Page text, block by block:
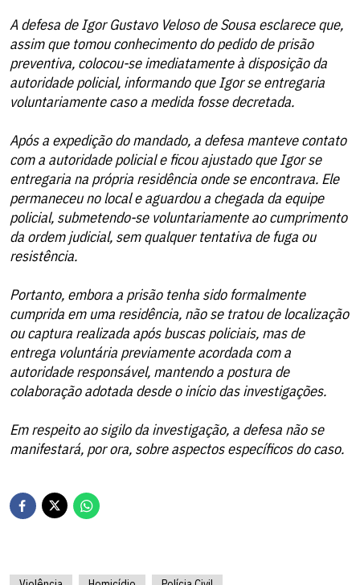
A defesa de Igor Gustavo Veloso de Sousa esclarece que,
assim que tomou conhecimento do pedido de prisão
preventiva, colocou-se imediatamente à disposição da
autoridade policial, informando que Igor se entregaria
voluntariamente caso a medida fosse decretada.
Após a expedição do mandado, a defesa manteve contato
com a autoridade policial e ficou ajustado que Igor se
entregaria na própria residência onde se encontrava. Ele
permaneceu no local e aguardou a chegada da equipe
policial, submetendo-se voluntariamente ao cumprimento
da ordem judicial, sem qualquer tentativa de fuga ou
resistência.
Portanto, embora a prisão tenha sido formalmente
cumprida em uma residência, não se tratou de localização
ou captura realizada após buscas policiais, mas de
entrega voluntária previamente acordada com a
autoridade responsável, mantendo a postura de
colaboração adotada desde o início das investigações.
Em respeito ao sigilo da investigação, a defesa não se
manifestará, por ora, sobre aspectos específicos do caso.